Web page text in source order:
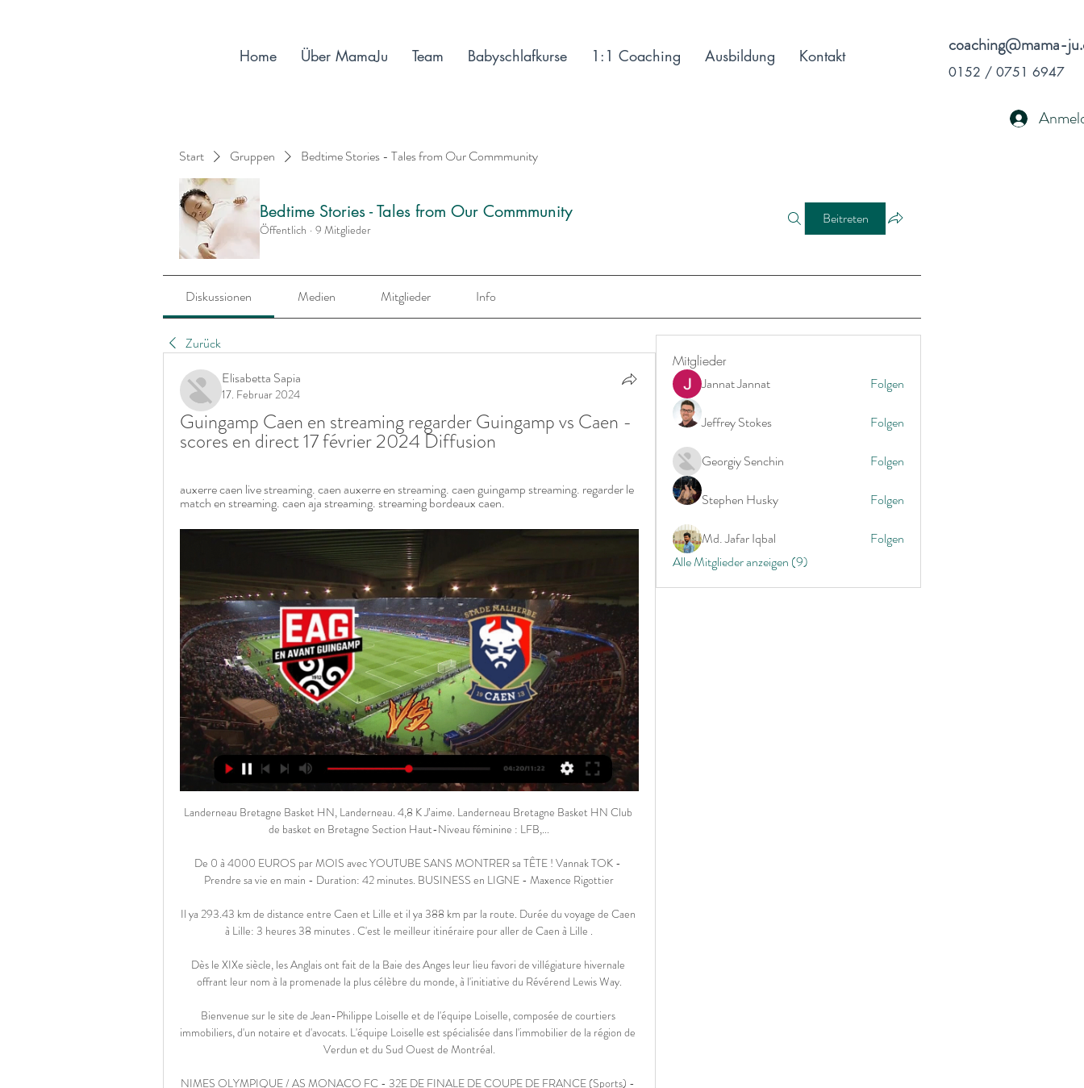
coaching@mama-
0152 / 0751 6947
Start Gruppen Bedtime Stories - Tales from Our Commmunity
Bedtime Stories - Tales from Our Commmunity
Öffentlich · 9 Mitglieder
Beitreten
Diskussionen Medien Mitglieder Info
Zurück
Elisabetta Sapia
17. Februar 2024
Guingamp Caen en streaming regarder Guingamp vs Caen -
scores en direct 17 février 2024 Diffusion
auxerre caen live streaming. caen auxerre en streaming. caen guingamp streaming. regarder le
match en streaming. caen aja streaming. streaming bordeaux caen.
Landerneau Bretagne Basket HN, Landerneau. 4,8 K J’aime. Landerneau Bretagne Basket HN Club de basket en Bretagne Section Haut-Niveau féminine : LFB,...

De 0 à 4000 EUROS par MOIS avec YOUTUBE SANS MONTRER sa TÊTE ! Vannak TOK - Prendre sa vie en main - Duration: 42 minutes. BUSINESS en LIGNE - Maxence Rigottier

Il ya 293.43 km de distance entre Caen et Lille et il ya 388 km par la route. Durée du voyage de Caen à Lille: 3 heures 38 minutes . C'est le meilleur itinéraire pour aller de Caen à Lille .

Dès le XIXe siècle, les Anglais ont fait de la Baie des Anges leur lieu favori de villégiature hivernale offrant leur nom à la promenade la plus célèbre du monde, à l'initiative du Révérend Lewis Way.

Bienvenue sur le site de Jean-Philippe Loiselle et de l'équipe Loiselle, composée de courtiers immobiliers, d'un notaire et d'avocats. L'équipe Loiselle est spécialisée dans l'immobilier de la région de Verdun et du Sud Ouest de Montréal.

NIMES OLYMPIQUE / AS MONACO FC - 32E DE FINALE DE COUPE DE FRANCE (Sports) - dimanche 4 janvier 2015 - STADE DES COSTIERES, Nimes, 30000 - Toute l'info sur l'evenement

Bouaké vs ASEC Le choc de cette 11è journée de Ligue 1 Ivoirienne. Deux équipe du haut de classement qui ont chacune fait preuve de ténacité et de régularité depuis le début du championnat.

Mbour Petite Cote remporte le tournoi du parlement. XALIMANEWS : Détenteur de la coupe du Sénégal, MPC vient de rajouter à son armoire à trophées la Coupe du Parlement édition 2017. Les pensionnaires du club de la Petite Cote ont été plus adroits que leurs adversaires de Génération Foot lors de la fatidique séance de tirs au but (6 tab à 5) après un score de parité (1-1) à l.

Faites le tour de nos rayons pour trouver tous les produits et matériaux de construction dont vous avez besoin pour bricoler, jardiner ou réaliser vos projets d'aménagements intérieur et extérieur. Consultez dès maintenant les coordonées, horaires d'ouvertures, numéro de téléphone et plan d'accès de votre magasin Castorama de Metz.

C’est terminé au Stade Lat Dior de Thies : Génération Foot élimine Oilers et passe au Second tour. Score 3 buts à 0 Buteurs : Mame Limamoulaye Gueye , Youssou Diagne et Cherif Bayo L’article Ligue des Champions CAF Generation foot a fait l’essentiel est apparu en premier sur Senegal Direct. https://www.senegaldirect.net Senegaldirect

Chiesanuova, aussi appelée Penna Rossa (« Plume rouge ») est l’une des neuf communes (ou castelli) de la République de Saint-Marin. Cette localité très agricole est située au sud-ouest du pays, et comptait 1 090 habitants en 2013.

Panama U20 - Mali U20, résultat et score du match. Le match Panama U20 - Mali U20 en direct live du 25 mai 2019 à 18:00 (Coupe du Monde FIFA U20 - Groupe A, Monde) sur footlive.

Gagnez vos places pour le match Clermont Foot / Le Havre Radio SCOOP vous offre vos places pour la 11ème journée de Ligue 2, samedi 14 octobre à 14h55 au stade Gabriel-Montpied.

La blogueuse glamour Linda Ikeji, la cinéaste Chioma Ude, le startupper Jason Njoku… Ces Nigérians n’ont a priori pas grand chose en commun, si ce n’est la même ambition: devenir le futur Netflix africain en popularisant l’accès aux films de Nollywood en ligne.

Parapharmacie en ligne, Parapharmazen dévoile une sélection des plus grandes marques pour prendre soin de son corps et de son bien-être, d’Aderma à SVR.

Guingamp - Caen à suivre en direct, Ligue 2 (17/02/2024) il y a 11 heures — Bienvenue sur le live de L'Équipe pour suivre ce match de football en direct entre Guingamp et Caen (Ligue 2, 25e journée).

Le head coach de l’équipe nationale U18 Thierry Paterlini a effectué la dernière réduction du cadre et défini la composition de l’équipe pour les Championnats du monde U18 à Poprad (SVK). Le premier match des Mondiaux, opposant la Suisse à la Lettonie, aura lieu le vendredi 14 avril.

Actualités Pour la saison en cours, voir: Championnat du Cameroun de football 2019 0 modifier Le New Stars Football Club est un club camerounais de football basé dans la ville de Douala . Histoire [modifier | modifier le code] Cette section est vide, insuffisamment détaillée ou incomplète. Votre aide est la bienvenue ! Comment faire ? Le.

Football | Caen - Guingamp : Streaming, chaîne, comment 30 sept. 2023 — Caen affronte Guingamp aujourd'hui à 19h et vous serez certainement nombreux à vouloir regarder ce match sans savoir sur quelle chaîne il ...

Adversaires en 8emes de finale de Ligue des Champions la saison passée, l'Atlético Madrid et la Juventus Turin se croisent cette fois dès la phase de groupes. Avec un premier rendez-vous ce mercredi au Wanda Metropolitano (21h00).

Résultat Atletico Lanus Union Santa Fe en direct : retrouvez les statistiques de Atletico Lanus Union Santa Fe, match du 17 August 2017 et suivez le score en live !

L'équipe de France reçoit la Turquie ce lundi (20h45). Diffusion TV, streaming, compo probable... Goal vous dit tout sur le match des Bleus.

Suivez le match Melgar-Alianza Universidad en direct 21/04/2019. Ne ratez pas ce match de Primera Division en direct, sinon, suivez les résultats, score buts après match Melgar-Alianza Universidad.

Les services de dialyse de NephroCare Marne la Vallée sont situés au coeur du Centre Hospitalier Lagny Marne la Vallée dans un cadre spacieux, confortable et lumineux.Les locaux, entièrement neufs, ont été aménagés de façon à garantir aux patients une sécurité accrue, un environnement de traitement agréable et convivial favorisant.

Parfums, L'Art de Vivre. En validant votre inscription à notre newsletter, vous acceptez de recevoir des informations concernant les offres, services, produits et événements de Hermès Sellier, ainsi que des autres compagnies du groupe Hermès, conformément à notre Politique de Confidentialité.

Résumé PSG - Angers / Expulsion Thiago Motta (Carton rouge) ! Thiago Motta a quitté le terrain presque sans un mot. Il s'est quand même arrêter discuter avec le 4e arbitre une fois la ligne de touche passé. Il est le cinquième joueur du PSG a écopé d'un carton rouge cette saison en Ligue 1 après Marco Verratti (contre.

Kadetten Schaffhausen Gcz est un club suisse de handball basé dans la ville de Schaffhouse. Il évolue pour la saison 2019/2020 dans le championnat suivant : Suisse - Division 1 Hommes - Ligue Nationale A. Les matchs à domicile se jouent dans la salle : Schweizersbildhalle.

[[[regardez>>]!!!!!]] En Avant Guingamp Stade Malherbe Caen il y a 3 heures — [regardez>>]!!!!!]] En Avant Guingamp Stade Malherbe Caen en streaming regarder gratuit France Bleu Normandie (Calvados - Orne) – Écouter la ...

Michelin Travel Partner traitera votre adresse email afin de gérer votre abonnement à la newsletter ViaMichelin. Vous pouvez à tout moment utiliser le lien de désabonnement intégré dans la newsletter. En savoir plus sur la gestion de vos données et vos droits

Avant Garde Caen Football: Site officiel de l'AG Caen Rendez-vous sur le site officiel de l'AG Caen Football pour consulter toute l'actualité du club, matchs et résultats, fiches joueurs, médias.

Celtic Diffusion, membre du Groupe QuatuHoRe est distributeur des logiciels de gestion Vega© et Soft’Inn© pour les hôtels, restaurants, spa et centres de séminaires pour le très grand ouest de la France.

C'est d'ailleurs également le mot d'ordre pour Castres, dans un match entre les 2 plus mauvaises attaques du top 8. Il sera plutôt question de bonus défensif pour cette rencontre. Moins de 10 points d'écart c'est la tendance de ce derby entre le stade Toulousain et le Castres Olympique. Ces derniers restent d'ailleurs sur 4 succès sur leur.

Ligne 140HORAIRES REIMS > CHALONS EN CHAMPAGNE > TROYES VALABLE DU 1ER JUILLET AU 31 DÉCEMBRE 2015 Arrivée du train de Charleville-Mézières à Reims 06:32 07:55 10:02 11:38 13:40 17:05 17:51 17:51 18:24 18:20 19:57

En Avant Guingamp Site officiel du club de football de l'En Avant de Guingamp. Présentation du club et du stade, historique, actualités,

Dunkerque a fini la saison en boulet de canon pour sauver sa place en National. Huit matchs, cinq victoires, trois nuls… et seulement deux buts concédés lors de cette dernière ligne droite.

Merci à toutes et à tous de nous avoir suivis. Rendez-vous demain sur Eurosport.fr pour la suite de cette 13e journée de Ligue 1 avec notamment les rencontres …

regarder En Avant Guingamp Stade Malherbe Caen il y a 15 heures — 2023 — il y a 6 jours — regarder Paris FC ES Troyes AC en direct tv 28 octobre 2023 Football 19:00 Live -. 36' +′. Ligue 2 BKT · Valenciennes.

Gaétan Blanchet . 26 octobre 2019; Saint-Adalbert de L'Islet; Daniel Bourgault . 25 octobre 2019; Saint-Pamphile de L'Islet; Gilberte Caron St-Pierre . 24 octobre 2019; L'Islet (Saint-Eugène) Anthony Caron . 23 octobre 2019; L'Islet (Saint-Eugène) Ernest Cloutier . 17 octobre 2019; L'Islet (St-Eugène) Alexandre Bélanger . 16 octobre 2019; Saint-Damase de L'Islet; Rose-Aimée Dubé Bernier.

Stade Malherbe Caen - billetterie SM Caen - match SMC Site internet officiel du Stade Malherbe Caen. Retrouvez toutes l'actualités, les résultats, le classement du Stade Malherbe Caen.

BOURREAU, mariée avec Henri Paul Joseph Maxime DELIÉ. BOURRINAT 1803, fille de Jean et Antoinette ?, mariée avec Jacques PEYNOT en 1829. BOUTIN 1716-/1768, fille de François et Françoise FOUREIX, mariée avec Ligier SERVET en 1736. BOYER 1853, fille de Jean et Marie BOIVIN, mariée avec Jean Léger GAYDIER en 1878.

Coupe de France. Revivez la qualification d'EA Guingamp 9 déc. 2023 — Revivez la qualification d'EA Guingamp face à l'AG Caen en vidéo. En Voir plusVoir moins. Nos partenaires.

Attention : les billets achetés en ligne ne seront ni repris ni échangés. La billetterie ne pouvant modifier une commande internet, merci de bien vérifier le récapitulatif

Accueil France Coupe de la Ligue Coupe de la Ligue : Les compos de Bordeaux – Guingamp Suite ce mercredi des quarts de finales de la Coupe de la Ligue. Bordeaux accueille Guingamp au …

Fédération Française de Football J21 I FC Vi
Mitglieder
Jannat Jannat Folgen
Jeffrey Stokes Folgen
Georgiy Senchin Folgen
Stephen Husky Folgen
Md. Jafar Iqbal
Folgen
Alle Mitglieder anzeigen (9)
Home Über MamaJu Team Babyschlafkurse 1:1 Coaching Ausbildung Kontakt